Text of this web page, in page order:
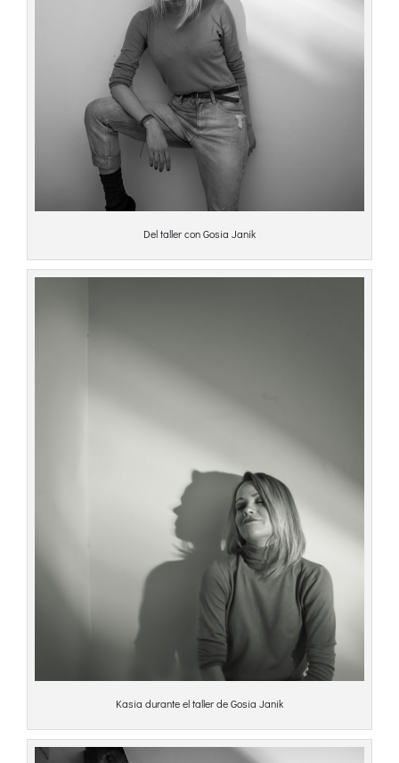
Del taller con Gosia Janik
Kasia durante el taller de Gosia Janik